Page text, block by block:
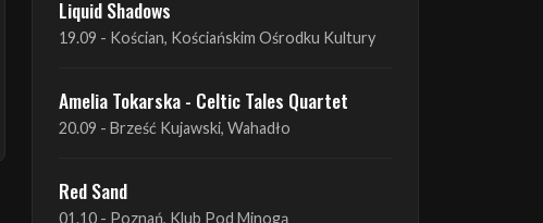
Amelia Tokarska - Celtic Tales Quartet
20.09 - Brześć Kujawski, Wahadło
Red Sand
01.10 - Poznań, Klub Pod Minogą
Haken